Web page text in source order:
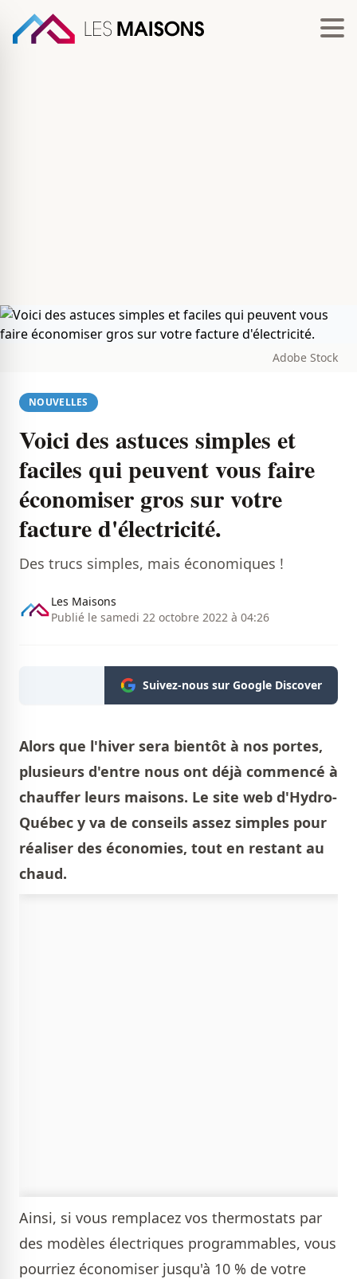
Adobe Stock
NOUVELLES
Voici des astuces simples et
faciles qui peuvent vous faire
économiser gros sur votre
facture d'électricité.
Des trucs simples, mais économiques !
Les Maisons
Publié le samedi 22 octobre 2022 à 04:26
Suivez-nous sur Google Discover
Alors que l'hiver sera bientôt à nos portes,
plusieurs d'entre nous ont déjà commencé à
chauffer leurs maisons. Le site web d'Hydro-
Québec y va de conseils assez simples pour
réaliser des économies, tout en restant au
chaud.
Ainsi, si vous remplacez vos thermostats par
des modèles électriques programmables, vous
pourriez économiser jusqu'à 10 % de votre